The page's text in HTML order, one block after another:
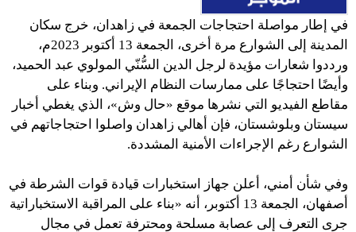
في إطار مواصلة احتجاجات الجمعة في زاهدان، خرج سكان
المدينة إلى الشوارع مرة أخرى، الجمعة 13 أكتوبر 2023م،
ورددوا شعارات مؤيدة لرجل الدين السُّنّي المولوي عبد الحميد،
وأيضًا احتجاجًا على ممارسات النظام الإيراني. وبناء على
مقاطع الفيديو التي نشرها موقع «حال وش»، الذي يغطي أخبار
سيستان وبلوشستان، فإن أهالي زاهدان واصلوا احتجاجاتهم في
الشوارع رغم الإجراءات الأمنية المشددة.
وفي شأن أمني، أعلن جهاز استخبارات قيادة قوات الشرطة في
أصفهان، الجمعة 13 أكتوبر، أنه «بناء على المراقبة الاستخباراتية
جرى التعرف إلى عصابة مسلحة ومحترفة تعمل في مجال